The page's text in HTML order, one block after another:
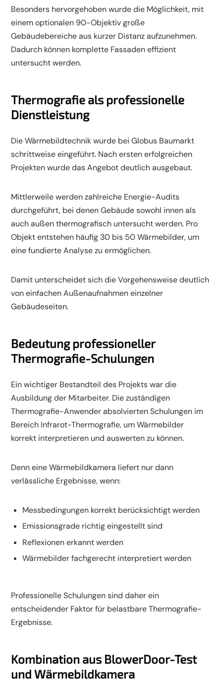
Besonders hervorgehoben wurde die Möglichkeit, mit
einem optionalen 90-Objektiv große
Gebäudebereiche aus kurzer Distanz aufzunehmen.
Dadurch können komplette Fassaden effizient
untersucht werden.
Thermografie als professionelle
Dienstleistung
Die Wärmebildtechnik wurde bei Globus Baumarkt
schrittweise eingeführt. Nach ersten erfolgreichen
Projekten wurde das Angebot deutlich ausgebaut.
Mittlerweile werden zahlreiche Energie-Audits
durchgeführt, bei denen Gebäude sowohl innen als
auch außen thermografisch untersucht werden. Pro
Objekt entstehen häufig 30 bis 50 Wärmebilder, um
eine fundierte Analyse zu ermöglichen.
Damit unterscheidet sich die Vorgehensweise deutlich
von einfachen Außenaufnahmen einzelner
Gebäudeseiten.
Bedeutung professioneller
Thermografie-Schulungen
Ein wichtiger Bestandteil des Projekts war die
Ausbildung der Mitarbeiter. Die zuständigen
Thermografie-Anwender absolvierten Schulungen im
Bereich Infrarot-Thermografie, um Wärmebilder
korrekt interpretieren und auswerten zu können.
Denn eine Wärmebildkamera liefert nur dann
verlässliche Ergebnisse, wenn:
Messbedingungen korrekt berücksichtigt werden
Emissionsgrade richtig eingestellt sind
Reflexionen erkannt werden
Wärmebilder fachgerecht interpretiert werden
Professionelle Schulungen sind daher ein
entscheidender Faktor für belastbare Thermografie-
Ergebnisse.
Kombination aus BlowerDoor-Test
und Wärmebildkamera